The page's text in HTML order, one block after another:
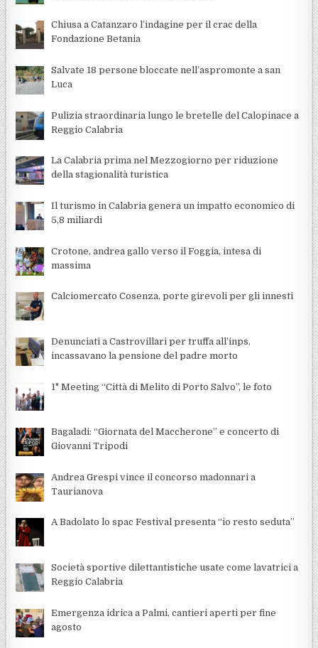
Chiusa a Catanzaro l’indagine per il crac della
Fondazione Betania
Salvate 18 persone bloccate nell’aspromonte a san
Luca
Pulizia straordinaria lungo le bretelle del Calopinace a
Reggio Calabria
La Calabria prima nel Mezzogiorno per riduzione
della stagionalità turistica
Il turismo in Calabria genera un impatto economico di
5,8 miliardi
Crotone, andrea gallo verso il Foggia, intesa di
massima
Calciomercato Cosenza, porte girevoli per gli innesti
Denunciati a Castrovillari per truffa all’inps,
incassavano la pensione del padre morto
1° Meeting “Città di Melito di Porto Salvo”, le foto
Bagaladi: “Giornata del Maccherone” e concerto di
Giovanni Tripodi
Andrea Grespi vince il concorso madonnari a
Taurianova
A Badolato lo spac Festival presenta “io resto seduta”
Società sportive dilettantistiche usate come lavatrici a
Reggio Calabria
Emergenza idrica a Palmi, cantieri aperti per fine
agosto